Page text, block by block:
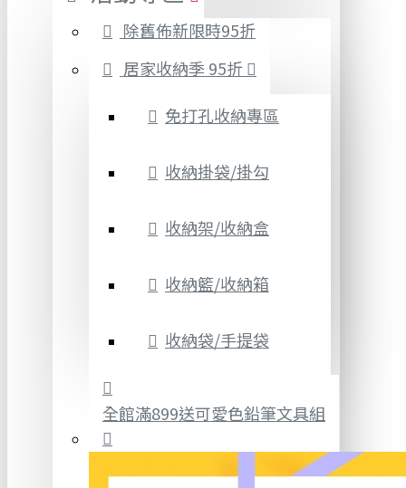
除舊佈新限時95折
居家收納季 95折
免打孔收納專區
收納掛袋/掛勾
收納架/收納盒
收納籃/收納箱
收納袋/手提袋
全館滿899送可愛色鉛筆文具組